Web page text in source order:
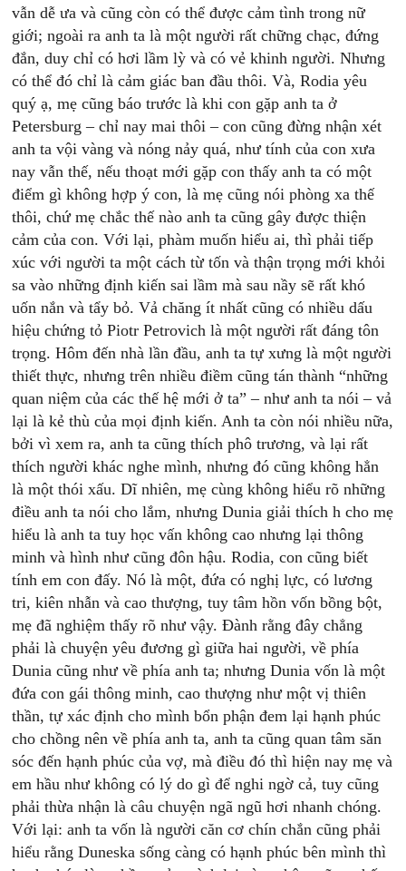
vẫn dễ ưa và cũng còn có thể được cảm tình trong nữ
giới; ngoài ra anh ta là một người rất chững chạc, đứng
đắn, duy chỉ có hơi lầm lỳ và có vẻ khinh người. Nhưng
có thể đó chỉ là cảm giác ban đầu thôi. Và, Rodia yêu
quý ạ, mẹ cũng báo trước là khi con gặp anh ta ở
Petersburg – chỉ nay mai thôi – con cũng đừng nhận xét
anh ta vội vàng và nóng nảy quá, như tính của con xưa
nay vẫn thế, nếu thoạt mới gặp con thấy anh ta có một
điểm gì không hợp ý con, là mẹ cũng nói phòng xa thế
thôi, chứ mẹ chắc thế nào anh ta cũng gây được thiện
cảm của con. Với lại, phàm muốn hiểu ai, thì phải tiếp
xúc với người ta một cách từ tốn và thận trọng mới khỏi
sa vào những định kiến sai lầm mà sau nầy sẽ rất khó
uốn nắn và tẩy bỏ. Vả chăng ít nhất cũng có nhiều dấu
hiệu chứng tỏ Piotr Petrovich là một người rất đáng tôn
trọng. Hôm đến nhà lần đầu, anh ta tự xưng là một người
thiết thực, nhưng trên nhiều điềm cũng tán thành “những
quan niệm của các thế hệ mới ở ta” – như anh ta nói – vả
lại là kẻ thù của mọi định kiến. Anh ta còn nói nhiều nữa,
bởi vì xem ra, anh ta cũng thích phô trương, và lại rất
thích người khác nghe mình, nhưng đó cũng không hẳn
là một thói xấu. Dĩ nhiên, mẹ cùng không hiểu rõ những
điều anh ta nói cho lắm, nhưng Dunia giải thích h cho mẹ
hiểu là anh ta tuy học vấn không cao nhưng lại thông
minh và hình như cũng đôn hậu. Rodia, con cũng biết
tính em con đấy. Nó là một, đứa có nghị lực, có lương
tri, kiên nhẫn và cao thượng, tuy tâm hồn vốn bồng bột,
mẹ đã nghiệm thấy rõ như vậy. Đành rằng đây chẳng
phải là chuyện yêu đương gì giữa hai người, về phía
Dunia cũng như về phía anh ta; nhưng Dunia vốn là một
đứa con gái thông minh, cao thượng như một vị thiên
thần, tự xác định cho mình bổn phận đem lại hạnh phúc
cho chồng nên về phía anh ta, anh ta cũng quan tâm săn
sóc đến hạnh phúc của vợ, mà điều đó thì hiện nay mẹ và
em hầu như không có lý do gì để nghi ngờ cả, tuy cũng
phải thừa nhận là câu chuyện ngã ngũ hơi nhanh chóng.
Với lại: anh ta vốn là người căn cơ chín chắn cũng phải
hiểu rằng Duneska sống càng có hạnh phúc bên mình thì